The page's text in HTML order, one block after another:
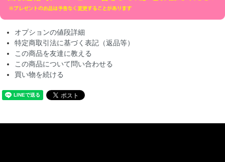
オプションの値段詳細
特定商取引法に基づく表記（返品等）
この商品を友達に教える
この商品について問い合わせる
買い物を続ける